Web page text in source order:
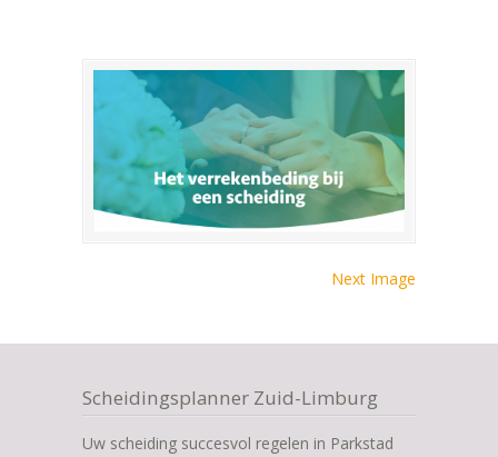
Next Image
Scheidingsplanner Zuid-Limburg
Uw scheiding succesvol regelen in Parkstad